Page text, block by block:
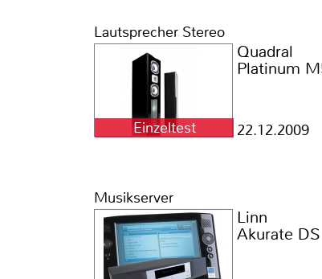
Lautsprecher Stereo
Einzeltest
Quadral
Platinum
22.12.2009
Musikserver
Linn
Akurate DS